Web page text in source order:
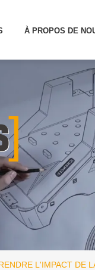
À PROPOS DE
]
L'IMPACT DE